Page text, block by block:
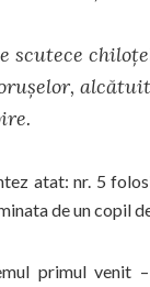
scutece
atat: nr. 5
de un copil
primul venit